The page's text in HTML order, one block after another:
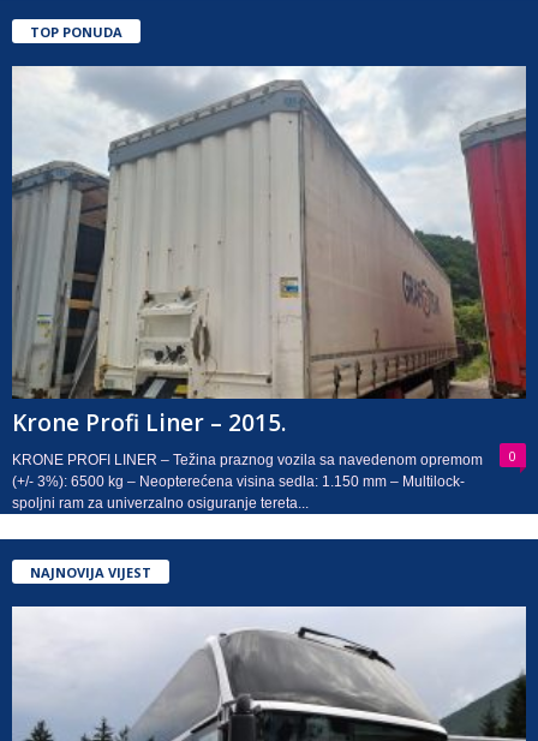
TOP PONUDA
Krone Profi Liner – 2015.
0
KRONE PROFI LINER – Težina praznog vozila sa navedenom opremom
(+/- 3%): 6500 kg – Neopterećena visina sedla: 1.150 mm – Multilock-
spoljni ram za univerzalno osiguranje tereta...
NAJNOVIJA VIJEST